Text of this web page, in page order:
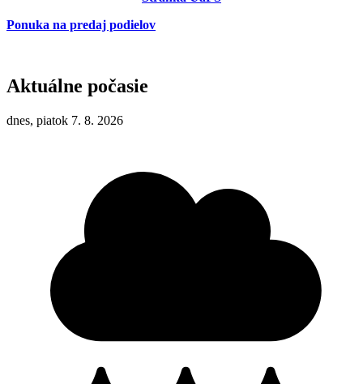
Ponuka na predaj podielov
Aktuálne počasie
dnes, piatok 7. 8. 2026